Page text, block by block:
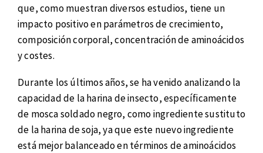
que, como muestran diversos estudios, tiene un
impacto positivo en parámetros de crecimiento,
composición corporal, concentración de aminoácidos
y costes.
Durante los últimos años, se ha venido analizando la
capacidad de la harina de insecto, específicamente
de mosca soldado negro, como ingrediente sustituto
de la harina de soja, ya que este nuevo ingrediente
está mejor balanceado en términos de aminoácidos